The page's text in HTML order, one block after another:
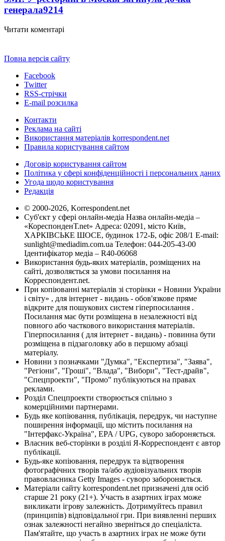
генерала9214
Читати коментарі
Повна версія сайту
Facebook
Twitter
RSS-стрічки
E-mail розсилка
Контакти
Реклама на сайті
Використання матеріалів korrespondent.net
Правила користування сайтом
Договір користування сайтом
Політика у сфері конфіденційності і персональних даних
Угода щодо користування
Редакція
© 2000-2026, Korrespondent.net
Суб'єкт у сфері онлайн-медіа Назва онлайн-медіа –
«КореспонденТ.net» Адреса: 02091, місто Київ,
ХАРКІВСЬКЕ ШОСЕ, будинок 172-Б, офіс 208/1 E-mail:
sunlight@mediadim.com.ua Телефон: 044-205-43-00
Ідентифікатор медіа – R40-06068
Використання будь-яких матеріалів, розміщених на
сайті, дозволяється за умови посилання на
Корреспондент.net.
При копіюванні матеріалів зі сторінки « Новини України
і світу» , для інтернет - видань - обов'язкове пряме
відкрите для пошукових систем гіперпосилання .
Посилання має бути розміщена в незалежності від
повного або часткового використання матеріалів.
Гіперпосилання ( для інтернет - видань) - повинна бути
розміщена в підзаголовку або в першому абзаці
матеріалу.
Новини з позначками "Думка", "Експертиза", "Заява",
"Регіони", "Гроші", "Влада", "Вибори", "Тест-драйв",
"Спецпроекти", "Промо" публікуються на правах
реклами.
Розділ Спецпроекти створюється спільно з
комерційними партнерами.
Будь яке копіювання, публікація, передрук, чи наступне
поширення інформації, що містить посилання на
"Інтерфакс-Україна", EPA / UPG, суворо забороняється.
Власник веб-сторінки в розділі Я-Корреспондент є автор
публікації.
Будь-яке копіювання, передрук та відтворення
фотографічних творів та/або аудіовізуальних творів
правовласника Getty Images - суворо забороняється.
Матеріали сайту korrespondent.net призначені для осіб
старше 21 року (21+). Участь в азартних іграх може
викликати ігрову залежність. Дотримуйтесь правил
(принципів) відповідальної гри. При виявленні перших
ознак залежності негайно зверніться до спеціаліста.
Пам'ятайте, що участь в азартних іграх не може бути